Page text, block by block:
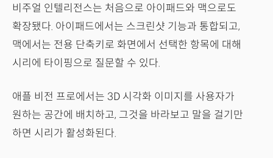
비주얼 인텔리전스는 처음으로 아이패드와 맥으로도
확장됐다. 아이패드에서는 스크린샷 기능과 통합되고,
맥에서는 전용 단축키로 화면에서 선택한 항목에 대해
시리에 타이핑으로 질문할 수 있다.
애플 비전 프로에서는 3D 시각화 이미지를 사용자가
원하는 공간에 배치하고, 그것을 바라보고 말을 걸기만
하면 시리가 활성화된다.